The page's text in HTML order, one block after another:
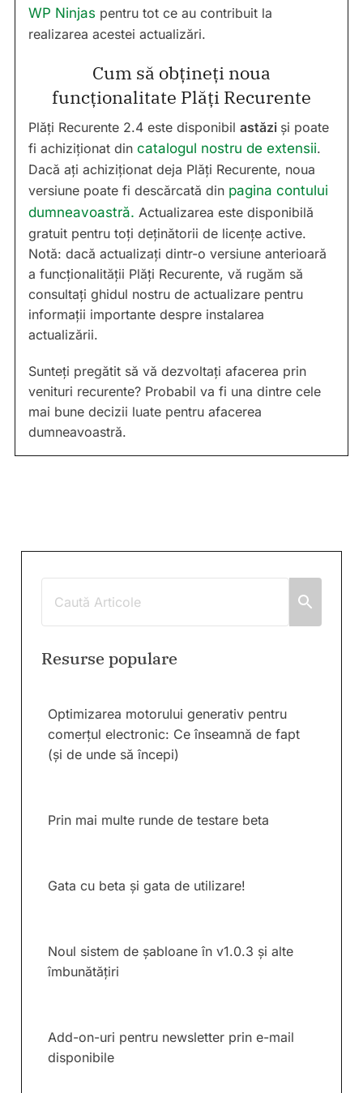
WP Ninjas pentru tot ce au contribuit la
realizarea acestei actualizări.
Cum să obțineți noua
funcționalitate Plăți Recurente
Plăți Recurente 2.4 este disponibil astăzi și poate
fi achiziționat din catalogul nostru de extensii.
Dacă ați achiziționat deja Plăți Recurente, noua
versiune poate fi descărcată din pagina contului
dumneavoastră. Actualizarea este disponibilă
gratuit pentru toți deținătorii de licențe active.
Notă: dacă actualizați dintr-o versiune anterioară
a funcționalității Plăți Recurente, vă rugăm să
consultați ghidul nostru de actualizare pentru
informații importante despre instalarea
actualizării.
Sunteți pregătit să vă dezvoltați afacerea prin
venituri recurente? Probabil va fi una dintre cele
mai bune decizii luate pentru afacerea
dumneavoastră.
Resurse populare
Optimizarea motorului generativ pentru
comerțul electronic: Ce înseamnă de fapt
(și de unde să începi)
Prin mai multe runde de testare beta
Gata cu beta și gata de utilizare!
Noul sistem de șabloane în v1.0.3 și alte
îmbunătățiri
Add-on-uri pentru newsletter prin e-mail
disponibile